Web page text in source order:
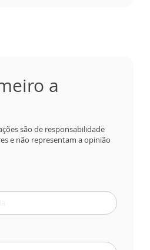
a
são de responsabilidade
e não representam a opinião